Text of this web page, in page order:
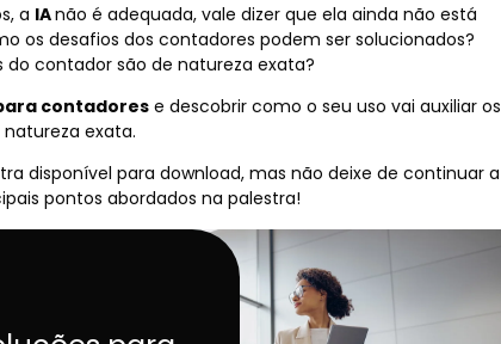
a IAnão é adequada, vale dizer que ela ainda não está
os desafios dos contadores podem ser solucionados?
do contador são de natureza exata?
contadores e descobrir como o seu uso vai auxiliar os
exata.
disponível para download, mas não deixe de continuar a
pontos abordados na palestra!